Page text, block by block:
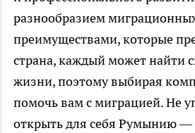
разнообразием
преимуществами, которые
страна, каждый может найти
жизни, поэтому выбирая
помочь вам смиграцией. Не
открыть для себя Румынию —